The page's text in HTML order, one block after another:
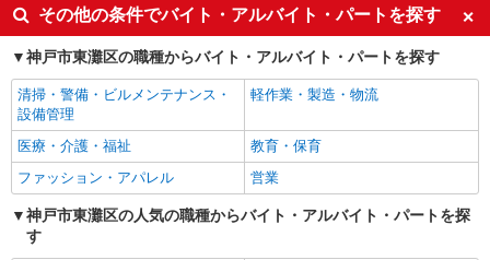
同じ特徴から岡本(兵庫)駅の求人を探す
未経験歓迎
経験者・有資格者歓迎
女性活躍中
ボーナス・賞与あり
昇給あり
時間や曜日が選べる・シフト自由
朝
昼
夕方
駅直結・駅チカ
自転車通勤OK
残業ほぼなし
その他の条件でバイト・アルバイト・パートを探す
神戸市東灘区の職種からバイト・アルバイト・パートを探す
清掃・警備・ビルメンテナンス・
設備管理
軽作業・製造・物流
医療・介護・福祉
教育・保育
ファッション・アパレル
営業
神戸市東灘区の人気の職種からバイト・アルバイト・パートを探
す